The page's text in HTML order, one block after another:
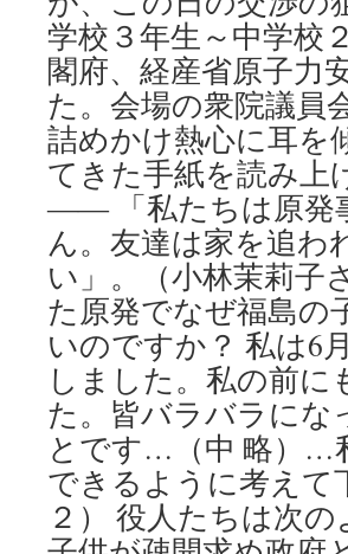
学校３年生～中学校
閣府、経産省原子力
た。会場の衆院議員
詰めかけ熱心に耳を
てきた手紙を読み上
―― 「私たちは原発
ん。友達は家を追わ
い」。（小林茉莉子
た原発でなぜ福島の
いのですか？ 私は6
しました。私の前
た。皆バラバラにな
とです…（中 略）…
できるように考えて
２） 役人たちは次